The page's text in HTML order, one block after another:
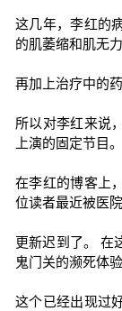
这几年，李红的
的肌萎缩和肌无
再加上治疗中的
所以对李红来说
上演的固定节目。
在李红的博客上
位读者最近被医
更新迟到了。 在
鬼门关的濒死体验
这个已经出现过